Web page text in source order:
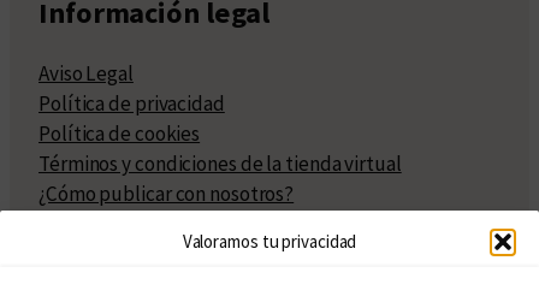
Valoramos tu privacidad
Información legal
Aviso Legal
Política de privacidad
Política de cookies
Términos y condiciones de la tienda virtual
¿Cómo publicar con nosotros?
Políticas de publicación